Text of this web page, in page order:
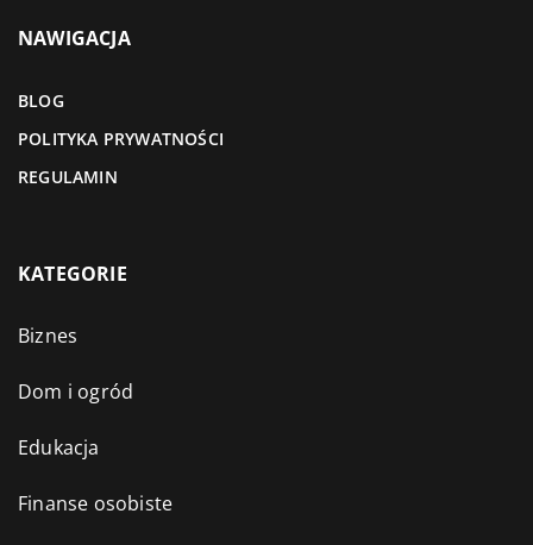
NAWIGACJA
BLOG
POLITYKA PRYWATNOŚCI
REGULAMIN
KATEGORIE
Biznes
Dom i ogród
Edukacja
Finanse osobiste